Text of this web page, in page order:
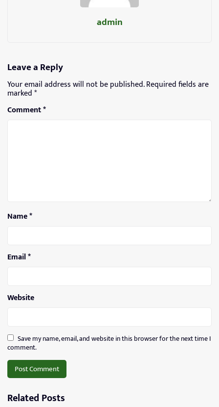
admin
Leave a Reply
Your email address will not be published.Required fields are
marked*
Comment*
Name*
Email*
Website
Save my name, email, and website in this browser for the next time I
comment.
Related Posts